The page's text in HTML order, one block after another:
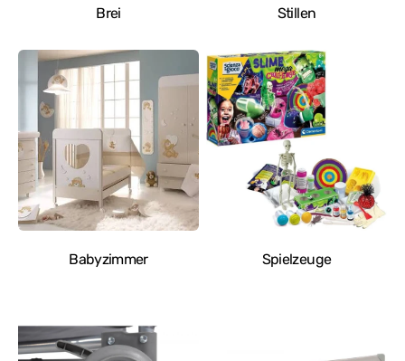
Brei Stillen
Babyzimmer Spielzeuge